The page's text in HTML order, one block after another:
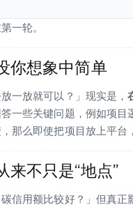
一轮。
你想象中简单
一放就可以？」现实是，
一些关键问题，例如项
那么即使把项目放上平台
来不只是“地点”
信用额比较好？」但真正